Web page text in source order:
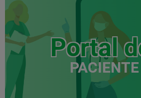
Portal
PACIENTE